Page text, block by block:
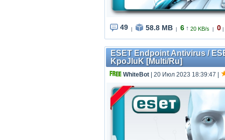
49 58.8 MB 6 ↑ 20 KB/s 0
ESET Endpoint Antivirus /
KpoJIuK [Multi/Ru]
WhiteBot | 20 Июл 2023 18:39:47